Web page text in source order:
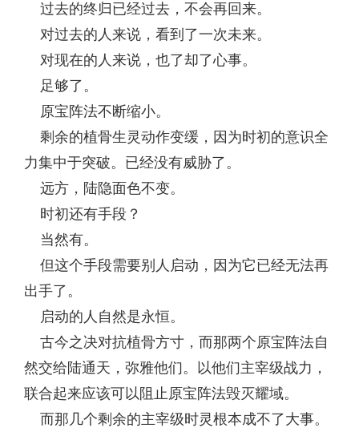
过去的终归已经过去，不会再回来。
对过去的人来说，看到了一次未来。
对现在的人来说，也了却了心事。
足够了。
原宝阵法不断缩小。
剩余的植骨生灵动作变缓，因为时初的意识全
力集中于突破。已经没有威胁了。
远方，陆隐面色不变。
时初还有手段？
当然有。
但这个手段需要别人启动，因为它已经无法再
出手了。
启动的人自然是永恒。
古今之决对抗植骨方寸，而那两个原宝阵法自
然交给陆通天，弥雅他们。以他们主宰级战力，
联合起来应该可以阻止原宝阵法毁灭耀域。
而那几个剩余的主宰级时灵根本成不了大事。